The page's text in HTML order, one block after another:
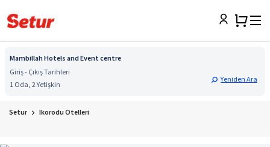
Mambillah Hotels and Event centre
Giriş - Çıkış Tarihleri
1 Oda, 2 Yetişkin
Yeniden Ara
Setur Ikorodu Otelleri